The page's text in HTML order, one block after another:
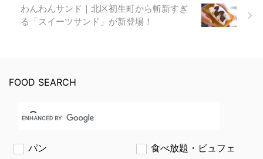
わんわんサンド｜北区初生町から斬新すぎ
る「スイーツサンド」が新登場！
FOOD SEARCH
パン
食べ放題・ビュフェ